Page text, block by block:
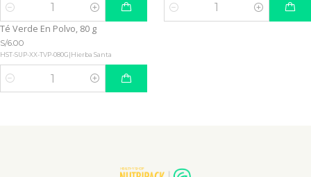
Cantidad Cantidad
Té Verde En Polvo, 80 g
S/6.00
HST-SUP-XX-TVP-080G Hierba Santa
Cantidad